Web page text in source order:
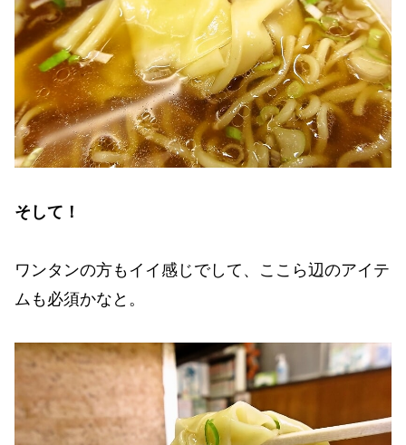
そして！
ワンタンの方もイイ感じでして、ここら辺のアイテ
ムも必須かなと。